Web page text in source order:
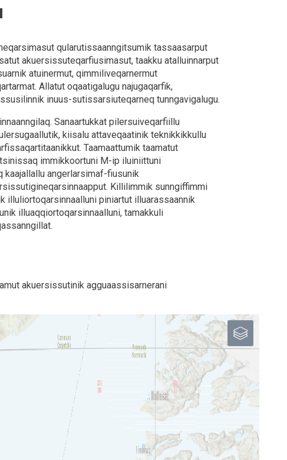
qularutissaanngitsumik tassaasarput
akuersissuteqarfiusimasut, taakku atalluinnarput
atuinermut, qimmiliveqarnermut
Allatut oqaatigalugu najugaqarfik,
inuus-sutissarsiuteqarneq tunngavigalugu.
Sanaartukkat pilersuiveqarfiillu
kiisalu attaveqaatinik teknikkikkullu
Taamaattumik taamatut
immikkoortuni M-ip iluiniittuni
angerlarsimaf-fiusunik
Killilimmik sunngiffimmi
piniartut illuarassaannik
illuaqqiortoqarsinnaalluni, tamakkuli
akuersissutinik agguaassisarnerani